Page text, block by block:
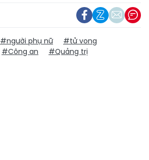
#người phụ nữ
#tử vong
#Công an #Quảng trị